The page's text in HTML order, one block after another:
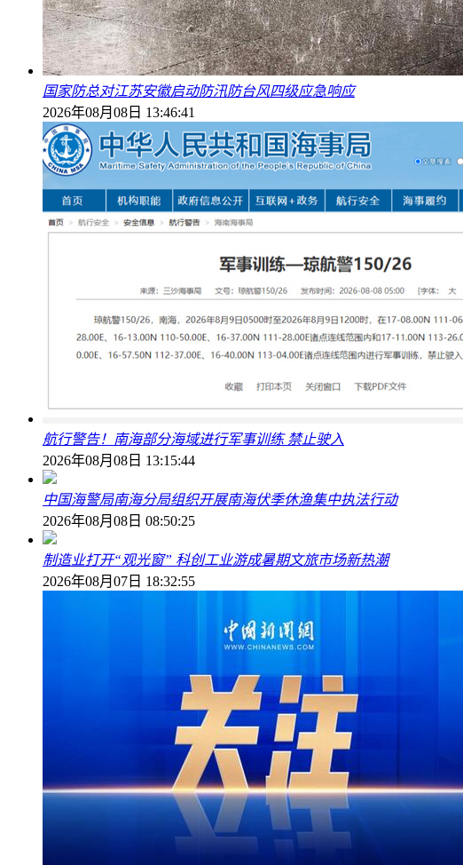
国家防总对江苏安徽启动防汛防台风四级应急响应
2026年08月08日 13:46:41
航行警告！南海部分海域进行军事训练 禁止驶入
2026年08月08日 13:15:44
中国海警局南海分局组织开展南海伏季休渔集中执法行动
2026年08月08日 08:50:25
制造业打开“观光窗” 科创工业游成暑期文旅市场新热潮
2026年08月07日 18:32:55